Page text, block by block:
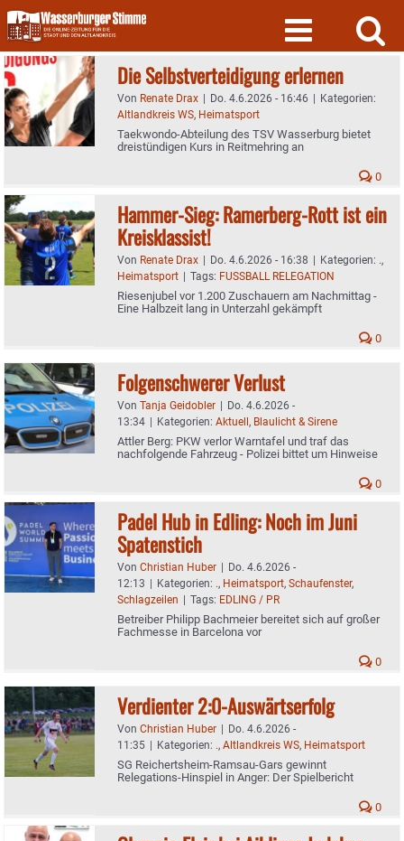
Skip
to
content
Die Selbstverteidigung erlernen
Von Renate Drax | Do. 4.6.2026 - 16:46 | Kategorien:
Altlandkreis WS, Heimatsport
Taekwondo-Abteilung des TSV Wasserburg bietet
dreistündigen Kurs in Reitmehring an
0
Hammer-Sieg: Ramerberg-Rott ist ein
Kreisklassist!
Von Renate Drax | Do. 4.6.2026 - 16:38 | Kategorien: .,
Heimatsport | Tags: FUSSBALL RELEGATION
Riesenjubel vor 1.200 Zuschauern am Nachmittag -
Eine Halbzeit lang in Unterzahl gekämpft
0
Folgenschwerer Verlust
Von Tanja Geidobler | Do. 4.6.2026 -
13:34 | Kategorien: Aktuell, Blaulicht & Sirene
Attler Berg: PKW verlor Warntafel und traf das
nachfolgende Fahrzeug - Polizei bittet um Hinweise
0
Padel Hub in Edling: Noch im Juni
Spatenstich
Von Christian Huber | Do. 4.6.2026 -
12:13 | Kategorien: ., Heimatsport, Schaufenster,
Schlagzeilen | Tags: EDLING / PR
Betreiber Philipp Bachmeier bereitet sich auf großer
Fachmesse in Barcelona vor
0
Verdienter 2:0-Auswärtserfolg
Von Christian Huber | Do. 4.6.2026 -
11:35 | Kategorien: ., Altlandkreis WS, Heimatsport
SG Reichertsheim-Ramsau-Gars gewinnt
Relegations-Hinspiel in Anger: Der Spielbericht
0